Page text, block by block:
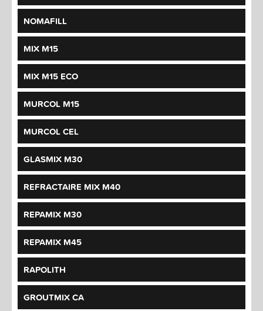
NOMAFILL
MIX M15
MIX M15 ECO
MURCOL M15
MURCOL CEL
GLASMIX M30
REFRACTAIRE MIX M40
REPAMIX M30
REPAMIX M45
RAPOLITH
GROUTMIX CA